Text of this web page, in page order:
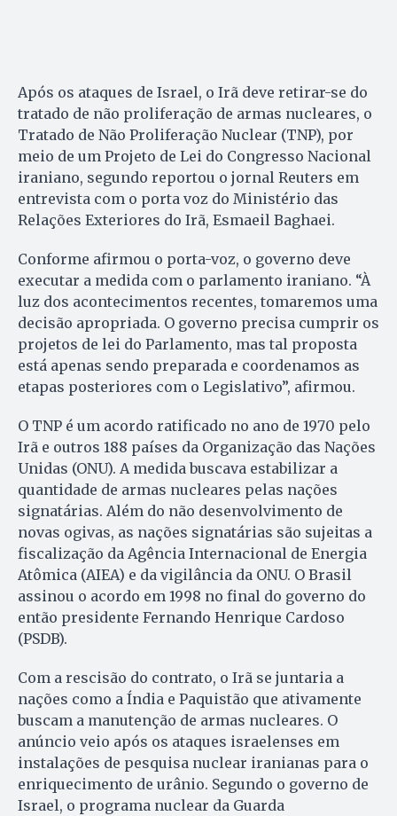
Após os ataques de Israel, o Irã deve retirar-se do
tratado de não proliferação de armas nucleares, o
Tratado de Não Proliferação Nuclear (TNP), por
meio de um Projeto de Lei do Congresso Nacional
iraniano, segundo reportou o jornal Reuters em
entrevista com o porta voz do Ministério das
Relações Exteriores do Irã, Esmaeil Baghaei.
Conforme afirmou o porta-voz, o governo deve
executar a medida com o parlamento iraniano. “À
luz dos acontecimentos recentes, tomaremos uma
decisão apropriada. O governo precisa cumprir os
projetos de lei do Parlamento, mas tal proposta
está apenas sendo preparada e coordenamos as
etapas posteriores com o Legislativo”, afirmou.
O TNP é um acordo ratificado no ano de 1970 pelo
Irã e outros 188 países da Organização das Nações
Unidas (ONU). A medida buscava estabilizar a
quantidade de armas nucleares pelas nações
signatárias. Além do não desenvolvimento de
novas ogivas, as nações signatárias são sujeitas a
fiscalização da Agência Internacional de Energia
Atômica (AIEA) e da vigilância da ONU. O Brasil
assinou o acordo em 1998 no final do governo do
então presidente Fernando Henrique Cardoso
(PSDB).
Com a rescisão do contrato, o Irã se juntaria a
nações como a Índia e Paquistão que ativamente
buscam a manutenção de armas nucleares. O
anúncio veio após os ataques israelenses em
instalações de pesquisa nuclear iranianas para o
enriquecimento de urânio. Segundo o governo de
Israel, o programa nuclear da Guarda